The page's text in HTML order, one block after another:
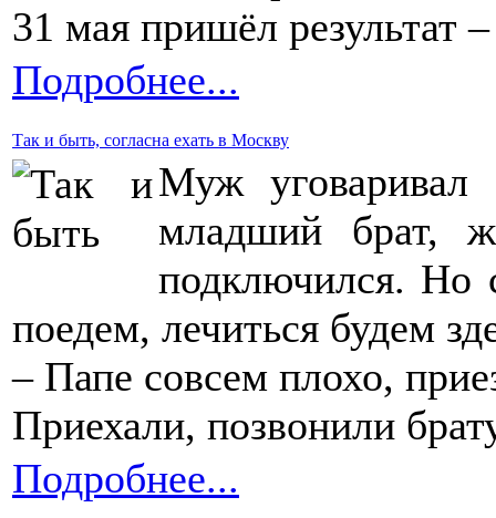
31 мая пришёл результат
Подробнее...
Так и быть, согласна ехать в Москву
Муж уговаривал
младший брат,
подключился. Но
поедем, лечиться будем
– Папе совсем плохо,
Приехали, позвонили
Подробнее...